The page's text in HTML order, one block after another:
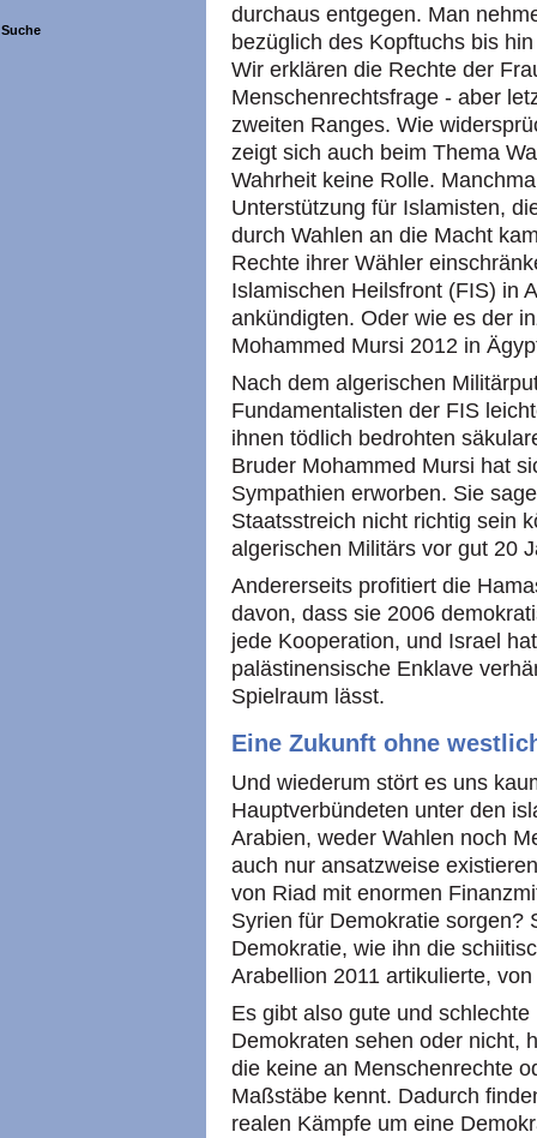
Suche
durchaus entgegen. Man
bezüglich des Kopftuchs bis
Wir erklären die Rechte der
Menschenrechtsfrage - aber
zweiten Ranges. Wie
zeigt sich auch beim Thema
Wahrheit keine Rolle.
Unterstützung für Islamisten,
durch Wahlen an die Macht
Rechte ihrer Wähler
Islamischen Heilsfront (FIS) in
ankündigten. Oder wie es der
Mohammed Mursi 2012 in
Nach dem algerischen
Fundamentalisten der FIS
ihnen tödlich bedrohten
Bruder Mohammed Mursi hat
Sympathien erworben. Sie
Staatsstreich nicht richtig sein
algerischen Militärs vor gut 20
Andererseits profitiert die
davon, dass sie 2006
jede Kooperation, und Israel
palästinensische Enklave
Spielraum lässt.
Eine Zukunft ohne
Und wiederum stört es uns
Hauptverbündeten unter den
Arabien, weder Wahlen noch
auch nur ansatzweise
von Riad mit enormen
Syrien für Demokratie sorgen?
Demokratie, wie ihn die
Arabellion 2011 artikulierte,
Es gibt also gute und
Demokraten sehen oder nicht,
die keine an Menschenrechte
Maßstäbe kennt. Dadurch
realen Kämpfe um eine